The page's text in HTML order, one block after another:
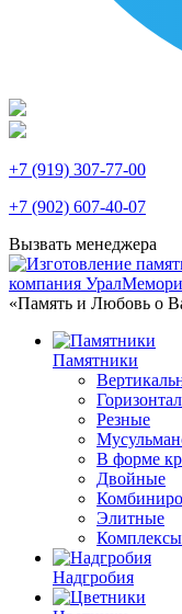
+7 (919) 307-77-00
+7 (902) 607-40-07
Вызвать менеджера
«Память и Любовь о
Памятники
Резные
В форме
Двойные
Элитные
Комплексы
Надгробия